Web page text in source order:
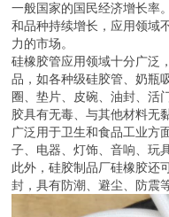
一般国家的国民经济增长率
和品种持续增长，应用领域
力的市场。
硅橡胶管应用领域十分广泛
品，如各种级硅胶管、奶瓶
圈、垫片、皮碗、油封、活
胶具有无毒、与其他材料无
广泛用于卫生和食品工业方
子、电器、灯饰、音响、玩
此外，硅胶制品厂硅橡胶还
封，具有防潮、避尘、防震